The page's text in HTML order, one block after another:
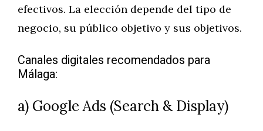
efectivos. La elección depende del tipo de
negocio, su público objetivo y sus objetivos.
Canales digitales recomendados para
Málaga:
a) Google Ads (Search & Display)